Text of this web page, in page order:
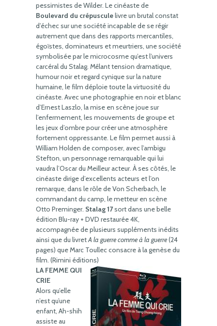
pessimistes de Wilder. Le cinéaste de
Boulevard du crépusculelivre un brutal constat
d’échec sur une société incapable de se régir
autrement que dans des rapports mercantiles,
égoïstes, dominateurs et meurtriers, une société
symbolisée par le microcosme qu’est l’univers
carcéral du Stalag. Mêlant tension dramatique,
humour noir et regard cynique sur la nature
humaine, le film déploie toute la virtuosité du
cinéaste. Avec une photographie en noir et blanc
d’Ernest Laszlo, la mise en scène joue sur
l’enfermement, les mouvements de groupe et
les jeux d’ombre pour créer une atmosphère
fortement oppressante. Le film permet aussi à
William Holden de composer, avec l’ambigu
Stefton, un personnage remarquable qui lui
vaudra l’Oscar du Meilleur acteur. À ses côtés, le
cinéaste dirige d’excellents acteurs et l’on
remarque, dans le rôle de Von Scherbach, le
commandant du camp, le metteur en scène
Otto Preminger. Stalag 17sort dans une belle
édition Blu-ray + DVD restaurée 4K,
accompagnée de plusieurs suppléments inédits
ainsi que du livretA la guerre comme à la guerre(24
pages) que Marc Toullec consacre à la genèse du
film. (Rimini éditions)
LA FEMME QUI
CRIE
Alors qu’elle
n’est qu’une
enfant, Ah-shih
assiste au